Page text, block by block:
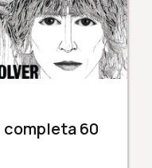
completa 60